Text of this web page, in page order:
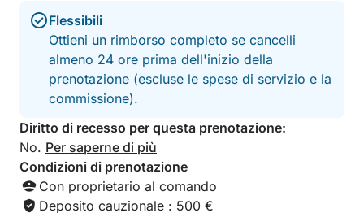
Flessibili
Ottieni un rimborso completo se cancelli
almeno 24 ore prima dell'inizio della
prenotazione (escluse le spese di servizio e la
commissione).
Diritto di recesso per questa prenotazione:
No. Per saperne di più
Condizioni di prenotazione
Con proprietario al comando
Deposito cauzionale : 500 €